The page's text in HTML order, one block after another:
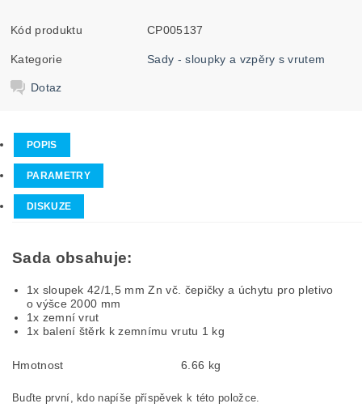
Kód produktu CP005137
Kategorie Sady - sloupky a vzpěry s vrutem
Dotaz
POPIS
PARAMETRY
DISKUZE
Sada obsahuje:
1x sloupek 42/1,5 mm Zn vč. čepičky a úchytu pro pletivo
o výšce 2000 mm
1x zemní vrut
1x balení štěrk k zemnímu vrutu 1 kg
Hmotnost 6.66 kg
Buďte první, kdo napíše příspěvek k této položce.